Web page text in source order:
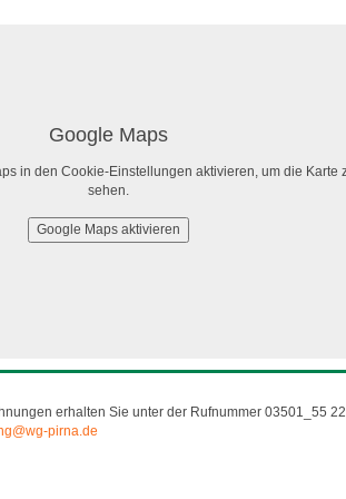
Google Maps
in den Cookie-Einstellungen aktivieren, um die Karte
sehen.
Google Maps aktivieren
erhalten Sie unter der Rufnummer 03501_55
pirna.de